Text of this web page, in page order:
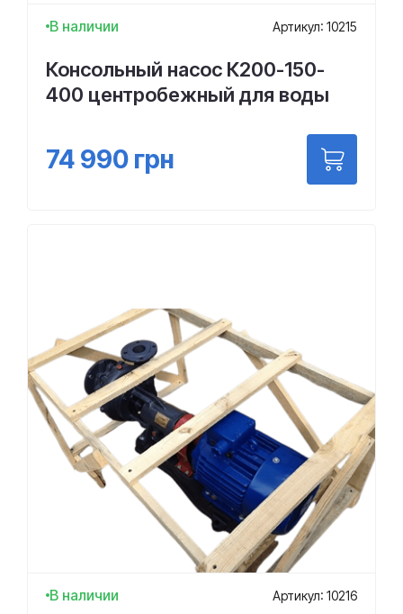
В наличии Артикул: 10215
Консольный насос К200-150-
400 центробежный для воды
74 990 грн
В наличии Артикул: 10216